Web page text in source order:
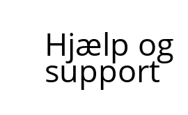
Hjælp og
support